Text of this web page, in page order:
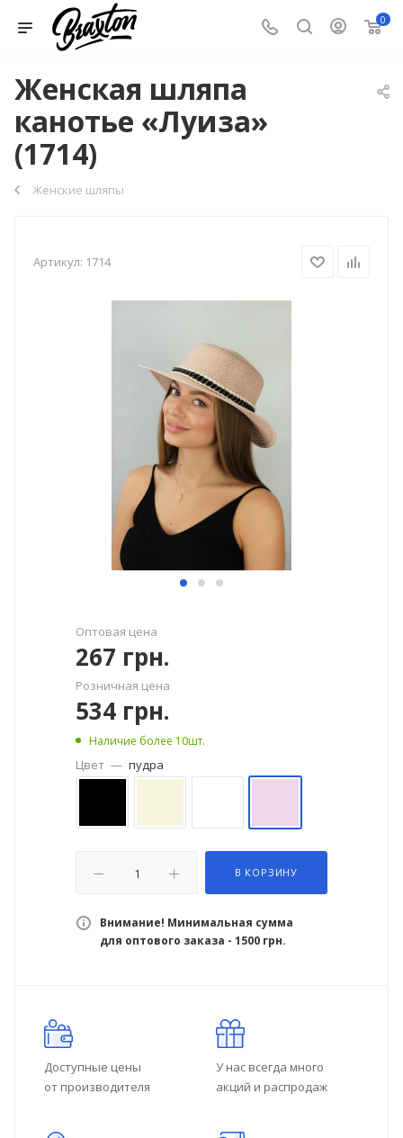
0
Женская шляпа
канотье «Луиза»
(1714)
Женские шляпы
Артикул: 1714
Оптовая цена
267 грн.
Розничная цена
534 грн.
Наличие более 10шт.
Цвет — пудра
В КОРЗИНУ
Внимание! Минимальная сумма
для оптового заказа - 1500 грн.
Доступные цены
от производителя
У нас всегда много
акций и распродаж